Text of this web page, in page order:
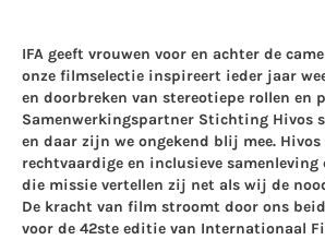
IFA geeft vrouwen voor en achter de
onze filmselectie inspireert ieder jaar
en doorbreken van stereotiepe rollen en
Samenwerkingspartner Stichting Hivos
en daar zijn we ongekend blij mee. Hivos
rechtvaardige en inclusieve
die missie vertellen zij net als wij de
De kracht van film stroomt door ons
voor de 42ste editie van Internationaal